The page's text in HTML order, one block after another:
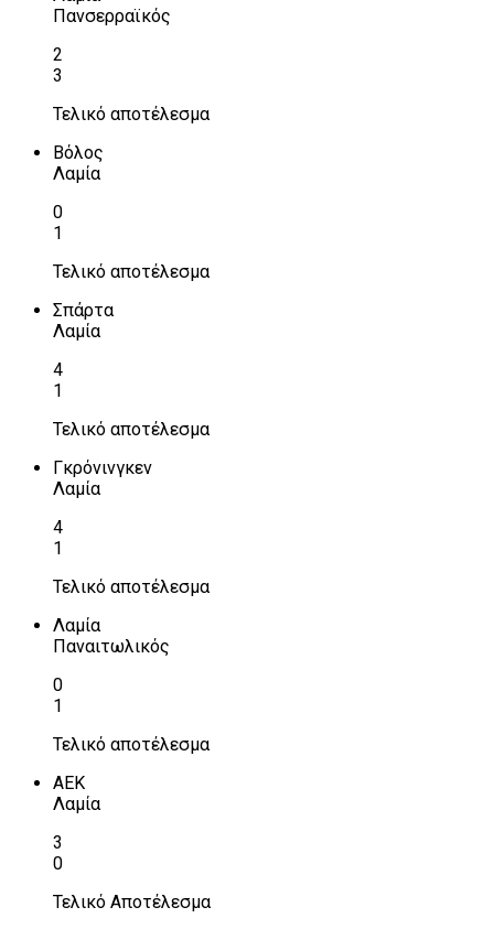
Πανσερραϊκός
2
3
Τελικό αποτέλεσμα
Βόλος
Λαμία
0
1
Τελικό αποτέλεσμα
Σπάρτα
Λαμία
4
1
Τελικό αποτέλεσμα
Γκρόνινγκεν
Λαμία
4
1
Τελικό αποτέλεσμα
Λαμία
Παναιτωλικός
0
1
Τελικό αποτέλεσμα
ΑΕΚ
Λαμία
3
0
Τελικό Αποτέλεσμα